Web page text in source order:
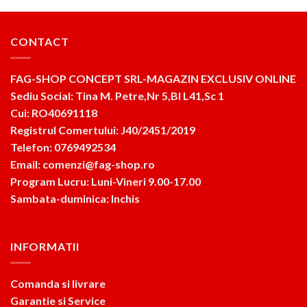
CONTACT
FAG-SHOP CONCEPT SRL-MAGAZIN EXCLUSIV ONLINE
Sediu Social: Tina M. Petre,Nr 5,Bl L41,Sc 1
Cui: RO40691118
Registrul Comertului: J40/2451/2019
Telefon: 0769492534
Email: comenzi@fag-shop.ro
Program Lucru: Luni-Vineri 9.00-17.00
Sambata-duminica: Inchis
INFORMATII
Comanda si livrare
Garantie si Service